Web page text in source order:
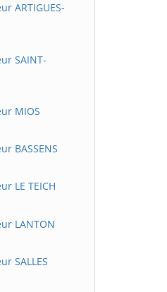
ARTIGUES-
SAINT-
MIOS
BASSENS
LE TEICH
LANTON
SALLES